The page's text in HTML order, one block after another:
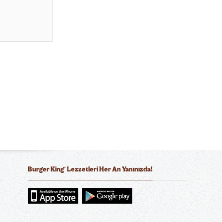
Burger King® Lezzetleri Her An Yanınızda!